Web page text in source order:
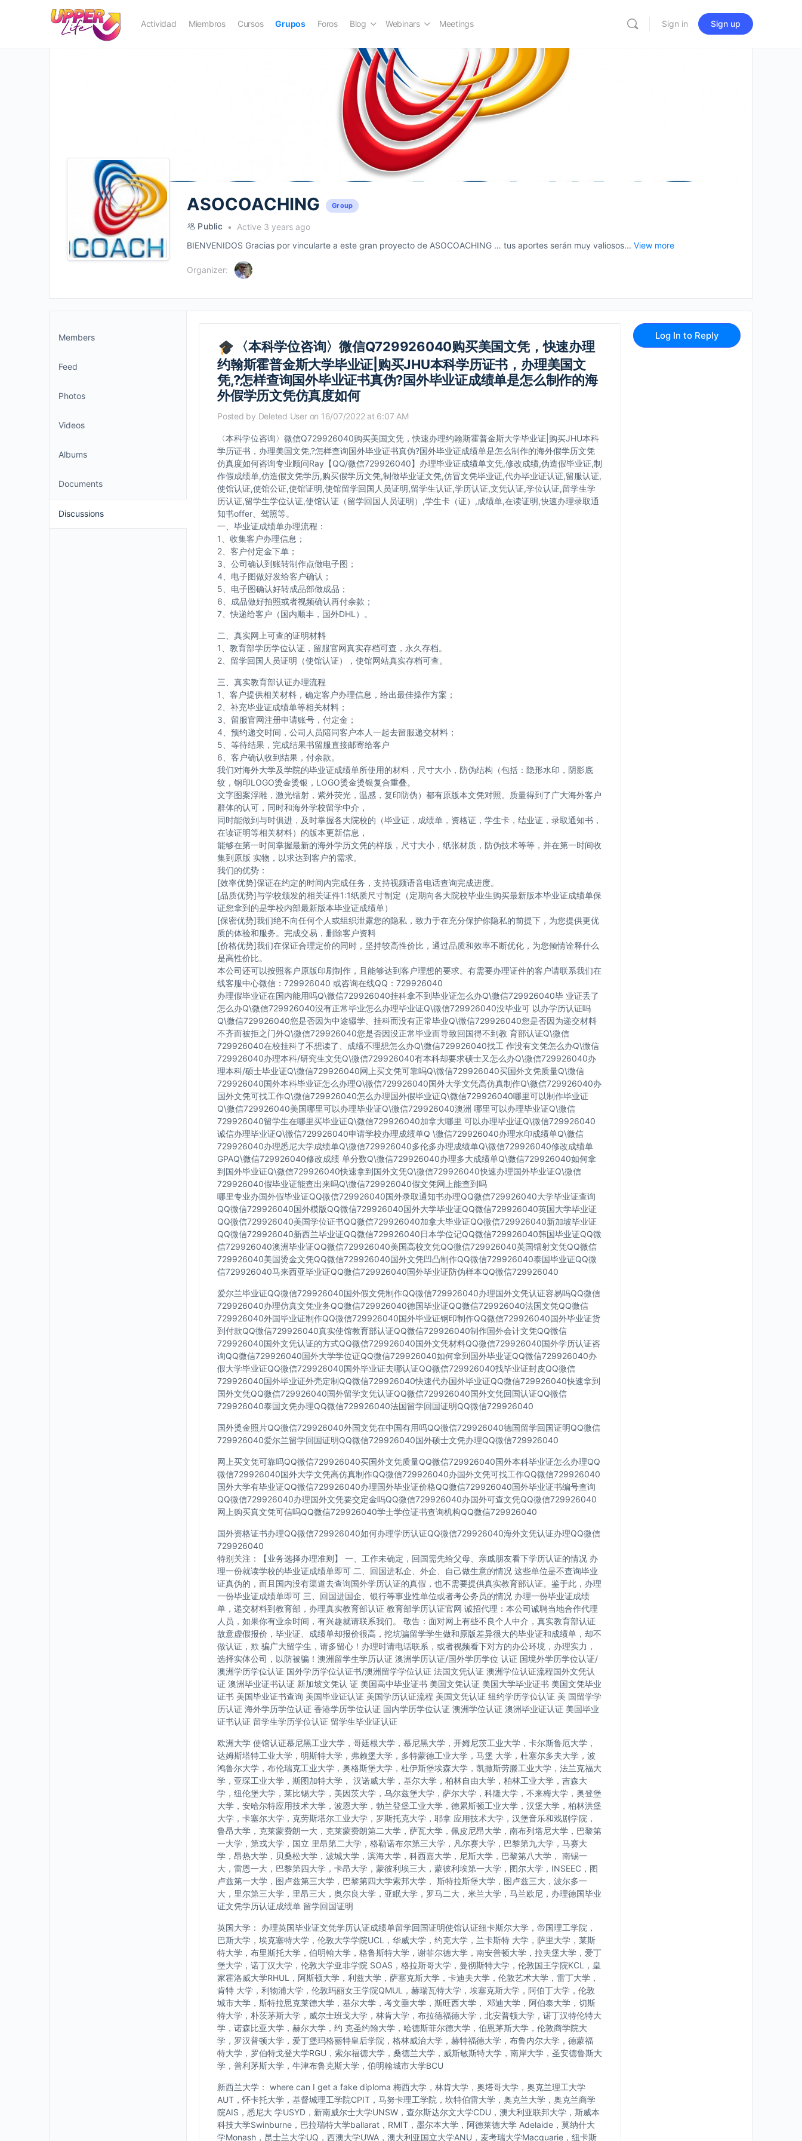
Actividad Miembros Cursos Grupos Foros Blog Webinars Meetings Sign in Sign up
ASOCOACHING Group
Public
Active 3 years ago
BIENVENIDOS Gracias por vincularte a este gran proyecto de ASOCOACHING … tus aportes serán muy valiosos... View more
Organizer:
Members
Feed
Photos
Videos
Albums
Documents
Discussions
〈本科学位咨询〉微信Q729926040购买美国文凭，快速办理
约翰斯霍普金斯大学毕业证|购买JHU本科学历证书，办理美国文
凭,?怎样查询国外毕业证书真伪?国外毕业证成绩单是怎么制作的海
外假学历文凭仿真度如何
Posted by Deleted User on 16/07/2022 at 6:07 AM
〈本科学位咨询〉微信Q729926040购买美国文凭，快速办理约翰斯霍普金斯大学毕业证|购买JHU本科
学历证书，办理美国文凭,?怎样查询国外毕业证书真伪?国外毕业证成绩单是怎么制作的海外假学历文凭
仿真度如何咨询专业顾问Ray【QQ/微信729926040】办理毕业证成绩单文凭,修改成绩,伪造假毕业证,制
作假成绩单,仿造假文凭学历,购买假学历文凭,制做毕业证文凭,仿冒文凭毕业证,代办毕业证认证,留服认证,
使馆认证,使馆公证,使馆证明,使馆留学回国人员证明,留学生认证,学历认证,文凭认证,学位认证,留学生学
历认证,留学生学位认证,使馆认证（留学回国人员证明）,学生卡（证）,成绩单,在读证明,快速办理录取通
知书offer、驾照等。
一、毕业证成绩单办理流程：
1、收集客户办理信息；
2、客户付定金下单；
3、公司确认到账转制作点做电子图；
4、电子图做好发给客户确认；
5、电子图确认好转成品部做成品；
6、成品做好拍照或者视频确认再付余款；
7、快递给客户（国内顺丰，国外DHL）。
二、真实网上可查的证明材料
1、教育部学历学位认证，留服官网真实存档可查，永久存档。
2、留学回国人员证明（使馆认证），使馆网站真实存档可查。
三、真实教育部认证办理流程
1、客户提供相关材料，确定客户办理信息，给出最佳操作方案；
2、补充毕业证成绩单等相关材料；
3、留服官网注册申请账号，付定金；
4、预约递交时间，公司人员陪同客户本人一起去留服递交材料；
5、等待结果，完成结果书留服直接邮寄给客户
6、客户确认收到结果，付余款。
我们对海外大学及学院的毕业证成绩单所使用的材料，尺寸大小，防伪结构（包括：隐形水印，阴影底
纹，钢印LOGO烫金烫银，LOGO烫金烫银复合重叠。
文字图案浮雕，激光镭射，紫外荧光，温感，复印防伪）都有原版本文凭对照。质量得到了广大海外客户
群体的认可，同时和海外学校留学中介，
同时能做到与时俱进，及时掌握各大院校的（毕业证，成绩单，资格证，学生卡，结业证，录取通知书，
在读证明等相关材料）的版本更新信息，
能够在第一时间掌握最新的海外学历文凭的样版，尺寸大小，纸张材质，防伪技术等等，并在第一时间收
集到原版 实物，以求达到客户的需求。
我们的优势：
[效率优势]保证在约定的时间内完成任务，支持视频语音电话查询完成进度。
[品质优势]与学校颁发的相关证件1:1纸质尺寸制定（定期向各大院校毕业生购买最新版本毕业证成绩单保
证您拿到的是学校内部最新版本毕业证成绩单）
[保密优势]我们绝不向任何个人或组织泄露您的隐私，致力于在充分保护你隐私的前提下，为您提供更优
质的体验和服务。完成交易，删除客户资料
[价格优势]我们在保证合理定价的同时，坚持较高性价比，通过品质和效率不断优化，为您倾情诠释什么
是高性价比。
本公司还可以按照客户原版印刷制作，且能够达到客户理想的要求。有需要办理证件的客户请联系我们在
线客服中心微信：729926040 或咨询在线QQ：729926040
办理假毕业证在国内能用吗Q\微信729926040挂科拿不到毕业证怎么办Q\微信729926040毕 业证丢了
怎么办Q\微信729926040没有正常毕业怎么办理毕业证Q\微信729926040没毕业可 以办学历认证吗
Q\微信729926040您是否因为中途辍学、挂科而没有正常毕业Q\微信729926040您是否因为递交材料
不齐而被拒之门外Q\微信729926040您是否因没正常毕业而导致回国得不到教 育部认证Q\微信
729926040在校挂科了不想读了、成绩不理想怎么办Q\微信729926040找工 作没有文凭怎么办Q\微信
729926040办理本科/研究生文凭Q\微信729926040有本科却要求硕士又怎么办Q\微信729926040办
理本科/硕士毕业证Q\微信729926040网上买文凭可靠吗Q\微信729926040买国外文凭质量Q\微信
729926040国外本科毕业证怎么办理Q\微信729926040国外大学文凭高仿真制作Q\微信729926040办
国外文凭可找工作Q\微信729926040怎么办理国外假毕业证Q\微信729926040哪里可以制作毕业证
Q\微信729926040美国哪里可以办理毕业证Q\微信729926040澳洲 哪里可以办理毕业证Q\微信
729926040留学生在哪里买毕业证Q\微信729926040加拿大哪里 可以办理毕业证Q\微信729926040
诚信办理毕业证Q\微信729926040申请学校办理成绩单Q \微信729926040办理水印成绩单Q\微信
729926040办理悉尼大学成绩单Q\微信729926040多伦多办理成绩单Q\微信729926040修改成绩单
GPAQ\微信729926040修改成绩 单分数Q\微信729926040办理多大成绩单Q\微信729926040如何拿
到国外毕业证Q\微信729926040快速拿到国外文凭Q\微信729926040快速办理国外毕业证Q\微信
729926040假毕业证能查出来吗Q\微信729926040假文凭网上能查到吗
哪里专业办国外假毕业证QQ微信729926040国外录取通知书办理QQ微信729926040大学毕业证查询
QQ微信729926040国外模版QQ微信729926040国外大学毕业证QQ微信729926040英国大学毕业证
QQ微信729926040美国学位证书QQ微信729926040加拿大毕业证QQ微信729926040新加坡毕业证
QQ微信729926040新西兰毕业证QQ微信729926040日本学位记QQ微信729926040韩国毕业证QQ微
信729926040澳洲毕业证QQ微信729926040美国高校文凭QQ微信729926040英国镭射文凭QQ微信
729926040美国烫金文凭QQ微信729926040国外文凭凹凸制作QQ微信729926040泰国毕业证QQ微
信729926040马来西亚毕业证QQ微信729926040国外毕业证防伪样本QQ微信729926040
爱尔兰毕业证QQ微信729926040国外假文凭制作QQ微信729926040办理国外文凭认证容易吗QQ微信
729926040办理仿真文凭业务QQ微信729926040德国毕业证QQ微信729926040法国文凭QQ微信
729926040外国毕业证制作QQ微信729926040国外毕业证钢印制作QQ微信729926040国外毕业证货
到付款QQ微信729926040真实使馆教育部认证QQ微信729926040制作国外会计文凭QQ微信
729926040国外文凭认证的方式QQ微信729926040国外文凭材料QQ微信729926040国外学历认证咨
询QQ微信729926040国外大学学位证QQ微信729926040如何拿到国外毕业证QQ微信729926040办
假大学毕业证QQ微信729926040国外毕业证去哪认证QQ微信729926040找毕业证封皮QQ微信
729926040国外毕业证外壳定制QQ微信729926040快速代办国外毕业证QQ微信729926040快速拿到
国外文凭QQ微信729926040国外留学文凭认证QQ微信729926040国外文凭回国认证QQ微信
729926040泰国文凭办理QQ微信729926040法国留学回国证明QQ微信729926040
国外烫金照片QQ微信729926040外国文凭在中国有用吗QQ微信729926040德国留学回国证明QQ微信
729926040爱尔兰留学回国证明QQ微信729926040国外硕士文凭办理QQ微信729926040
网上买文凭可靠吗QQ微信729926040买国外文凭质量QQ微信729926040国外本科毕业证怎么办理QQ
微信729926040国外大学文凭高仿真制作QQ微信729926040办国外文凭可找工作QQ微信729926040
国外大学有毕业证QQ微信729926040办理国外毕业证价格QQ微信729926040国外毕业证书编号查询
QQ微信729926040办理国外文凭要交定金吗QQ微信729926040办国外可查文凭QQ微信729926040
网上购买真文凭可信吗QQ微信729926040学士学位证书查询机构QQ微信729926040
国外资格证书办理QQ微信729926040如何办理学历认证QQ微信729926040海外文凭认证办理QQ微信
729926040
特别关注：【业务选择办理准则】 一、工作未确定，回国需先给父母、亲戚朋友看下学历认证的情况 办
理一份就读学校的毕业证成绩单即可 二、回国进私企、外企、自己做生意的情况 这些单位是不查询毕业
证真伪的，而且国内没有渠道去查询国外学历认证的真假，也不需要提供真实教育部认证。鉴于此，办理
一份毕业证成绩单即可 三、回国进国企、银行等事业性单位或者考公务员的情况 办理一份毕业证成绩
单，递交材料到教育部，办理真实教育部认证 教育部学历认证官网 诚招代理：本公司诚聘当地合作代理
人员，如果你有业余时间，有兴趣就请联系我们。 敬告：面对网上有些不良个人中介，真实教育部认证
故意虚假报价，毕业证、成绩单却报价很高，挖坑骗留学学生做和原版差异很大的毕业证和成绩单，却不
做认证，欺 骗广大留学生，请多留心！办理时请电话联系，或者视频看下对方的办公环境，办理实力，
选择实体公司，以防被骗！澳洲留学生学历认证 澳洲学历认证/国外学历学位 认证 国境外学历学位认证/
澳洲学历学位认证 国外学历学位认证书/澳洲留学学位认证 法国文凭认证 澳洲学位认证流程国外文凭认
证 澳洲毕业证书认证 新加坡文凭认 证 美国高中毕业证书 美国文凭认证 美国大学毕业证书 美国文凭毕业
证书 美国毕业证书查询 美国毕业证认证 美国学历认证流程 美国文凭认证 纽约学历学位认证 美 国留学学
历认证 海外学历学位认证 香港学历学位认证 国内学历学位认证 澳洲学位认证 澳洲毕业证认证 美国毕业
证书认证 留学生学历学位认证 留学生毕业证认证
欧洲大学 使馆认证慕尼黑工业大学，哥廷根大学，慕尼黑大学，开姆尼茨工业大学，卡尔斯鲁厄大学，
达姆斯塔特工业大学，明斯特大学，弗赖堡大学，多特蒙德工业大学，马堡 大学，杜塞尔多夫大学，波
鸿鲁尔大学，布伦瑞克工业大学，奥格斯堡大学，杜伊斯堡埃森大学，凯撒斯劳滕工业大学，法兰克福大
学，亚琛工业大学，斯图加特大学， 汉诺威大学，基尔大学，柏林自由大学，柏林工业大学，吉森大
学，纽伦堡大学，莱比锡大学，美因茨大学，乌尔兹堡大学，萨尔大学，科隆大学，不来梅大学，奥登堡
大学，安哈尔特应用技术大学，波恩大学，勃兰登堡工业大学，德累斯顿工业大学，汉堡大学，柏林洪堡
大学，卡塞尔大学，克劳斯塔尔工业大学，罗斯托克大学，耶拿 应用技术大学，汉堡音乐和戏剧学院，
鲁昂大学，克莱蒙费朗一大，克莱蒙费朗第二大学，萨瓦大学，佩皮尼昂大学，南布列塔尼大学，巴黎第
一大学，第戎大学，国立 里昂第二大学，格勒诺布尔第三大学，凡尔赛大学，巴黎第九大学，马赛大
学，昂热大学，贝桑松大学，波城大学，滨海大学，科西嘉大学，尼斯大学，巴黎第八大学， 南锡一
大，雷恩一大，巴黎第四大学，卡昂大学，蒙彼利埃三大，蒙彼利埃第一大学，图尔大学，INSEEC，图
卢兹第一大学，图卢兹第三大学，巴黎第四大学索邦大学， 斯特拉斯堡大学，图卢兹三大，波尔多一
大，里尔第三大学，里昂三大，奥尔良大学，亚眠大学，罗马二大，米兰大学，马兰欧尼，办理德国毕业
证文凭学历认证成绩单 留学回国证明
英国大学： 办理英国毕业证文凭学历认证成绩单留学回国证明使馆认证纽卡斯尔大学，帝国理工学院，
巴斯大学，埃克塞特大学，伦敦大学学院UCL，华威大学，约克大学，兰卡斯特 大学，萨里大学，莱斯
特大学，布里斯托大学，伯明翰大学，格鲁斯特大学，谢菲尔德大学，南安普顿大学，拉夫堡大学，爱丁
堡大学，诺丁汉大学，伦敦大学亚非学院 SOAS，格拉斯哥大学，曼彻斯特大学，伦敦国王学院KCL，皇
家霍洛威大学RHUL，阿斯顿大学，利兹大学，萨塞克斯大学，卡迪夫大学，伦敦艺术大学，雷丁大学，
肯特 大学，利物浦大学，伦敦玛丽女王学院QMUL，赫瑞瓦特大学，埃塞克斯大学，阿伯丁大学，伦敦
城市大学，斯特拉思克莱德大学，基尔大学，考文垂大学，斯旺西大学， 邓迪大学，阿伯泰大学，切斯
特大学，朴茨茅斯大学，威尔士班戈大学，林肯大学，布拉德福德大学，北安普顿大学，诺丁汉特伦特大
学，诺森比亚大学，赫尔大学，约 克圣约翰大学，哈德斯菲尔德大学，伯恩茅斯大学，伦敦商学院大
学，罗汉普顿大学，爱丁堡玛格丽特皇后学院，格林威治大学，赫特福德大学，布鲁内尔大学，德蒙福
特大学，罗伯特戈登大学RGU，索尔福德大学，桑德兰大学，威斯敏斯特大学，南岸大学，圣安德鲁斯大
学，普利茅斯大学，牛津布鲁克斯大学，伯明翰城市大学BCU
新西兰大学： where can I get a fake diploma 梅西大学，林肯大学，奥塔哥大学，奥克兰理工大学
AUT，怀卡托大学，基督城理工学院CPIT，马努卡理工学院，坎特伯雷大学，奥克兰大学，奥克兰商学
院AIS，悉尼大 学USYD，新南威尔士大学UNSW，查尔斯达尔文大学CDU，澳大利亚联邦大学，斯威本
科技大学Swinburne，巴拉瑞特大学ballarat，RMIT，墨尔本大学，阿德莱德大学 Adelaide，莫纳什大
学Monash，昆士兰大学UQ，西澳大学UWA，澳大利亚国立大学ANU，麦考瑞大学Macquarie，纽卡斯
Log In to Reply